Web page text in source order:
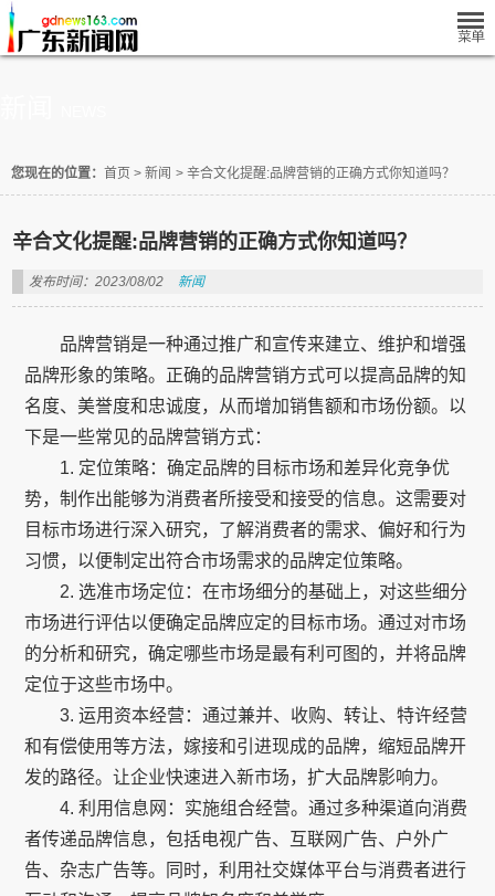
您现在的位置： 首页 > 新闻 > 辛合文化提醒:品牌营销的正确方式你知道吗？
辛合文化提醒:品牌营销的正确方式你知道吗？
发布时间：2023/08/02 新闻
品牌营销是一种通过推广和宣传来建立、维护和增强
品牌形象的策略。正确的品牌营销方式可以提高品牌的知
名度、美誉度和忠诚度，从而增加销售额和市场份额。以
下是一些常见的品牌营销方式：
1. 定位策略：确定品牌的目标市场和差异化竞争优
势，制作出能够为消费者所接受和接受的信息。这需要对
目标市场进行深入研究，了解消费者的需求、偏好和行为
习惯，以便制定出符合市场需求的品牌定位策略。
2. 选准市场定位：在市场细分的基础上，对这些细分
市场进行评估以便确定品牌应定的目标市场。通过对市场
的分析和研究，确定哪些市场是最有利可图的，并将品牌
定位于这些市场中。
3. 运用资本经营：通过兼并、收购、转让、特许经营
和有偿使用等方法，嫁接和引进现成的品牌，缩短品牌开
发的路径。让企业快速进入新市场，扩大品牌影响力。
4. 利用信息网：实施组合经营。通过多种渠道向消费
者传递品牌信息，包括电视广告、互联网广告、户外广
告、杂志广告等。同时，利用社交媒体平台与消费者进行